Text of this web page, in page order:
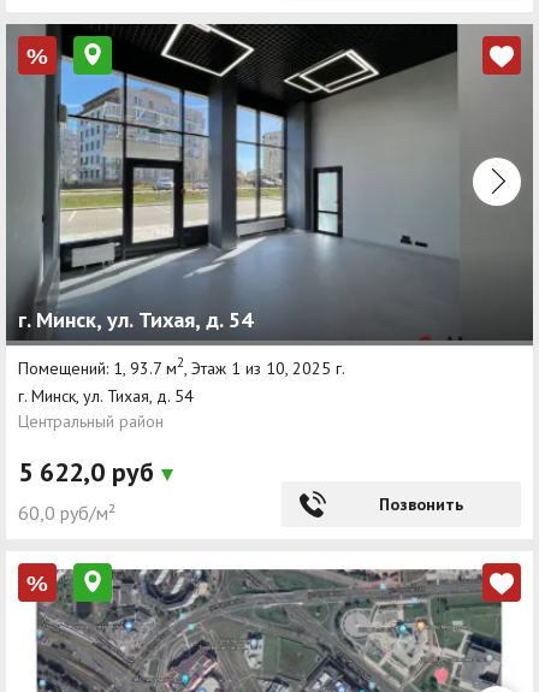
%
г. Минск, ул. Тихая, д. 54
Помещений: 1, 93.7 м2 , Этаж 1 из 10, 2025 г.
г. Минск, ул. Тихая, д. 54
Центральный район
5 622,0 руб
60,0 руб/м² Позвонить
%